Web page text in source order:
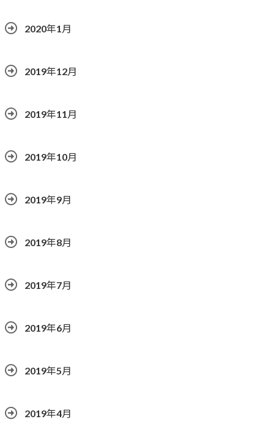
2020年1月
2019年12月
2019年11月
2019年10月
2019年9月
2019年8月
2019年7月
2019年6月
2019年5月
2019年4月